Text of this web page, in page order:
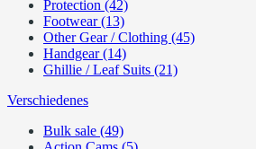
Protection (42)
Footwear (13)
Other Gear / Clothing (45)
Handgear (14)
Ghillie / Leaf Suits (21)
Verschiedenes
Bulk sale (49)